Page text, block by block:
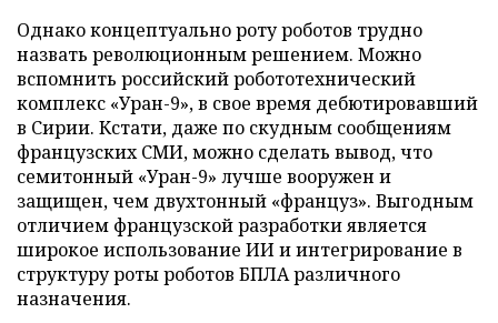
Однако концептуально роту роботов трудно
назвать революционным решением. Можно
вспомнить российский робототехнический
комплекс «Уран-9», в свое время дебютировавший
в Сирии. Кстати, даже по скудным сообщениям
французских СМИ, можно сделать вывод, что
семитонный «Уран-9» лучше вооружен и
защищен, чем двухтонный «француз». Выгодным
отличием французской разработки является
широкое использование ИИ и интегрирование в
структуру роты роботов БПЛА различного
назначения.